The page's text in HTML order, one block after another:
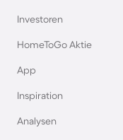
Investoren
HomeToGo Aktie
App
Inspiration
Analysen